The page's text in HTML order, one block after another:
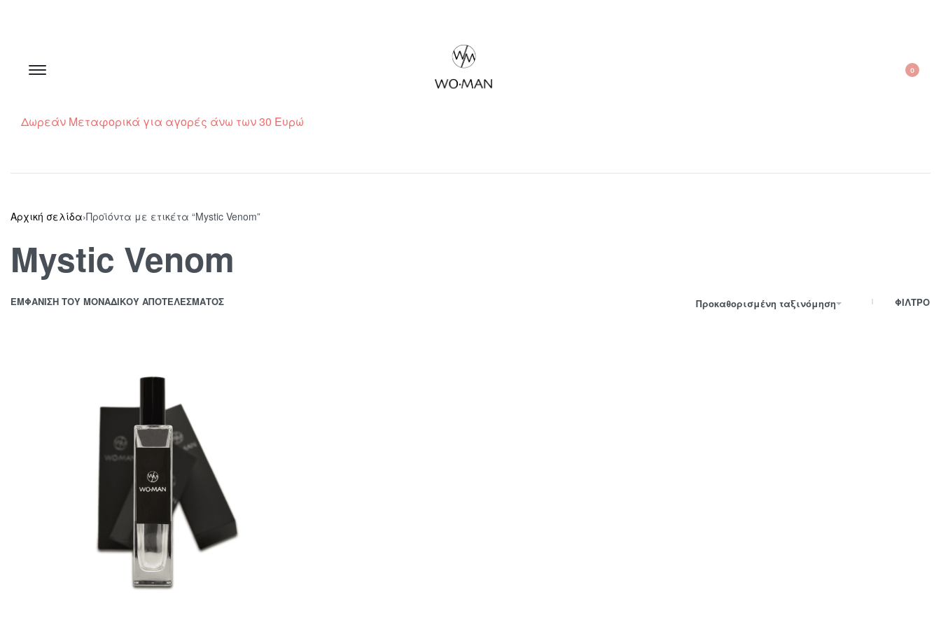
0
Δωρεάν Μεταφορικά για αγορές άνω των 30 Ευρώ
Αρχική σελίδα›Προϊόντα με ετικέτα “Mystic Venom”
Mystic Venom
ΕΜΦΆΝΙΣΗ ΤΟΥ ΜΟΝΑΔΙΚΟΎ ΑΠΟΤΕΛΈΣΜΑΤΟΣ Προκαθορισμένη ταξινόμηση ΦΙΛΤΡΟ